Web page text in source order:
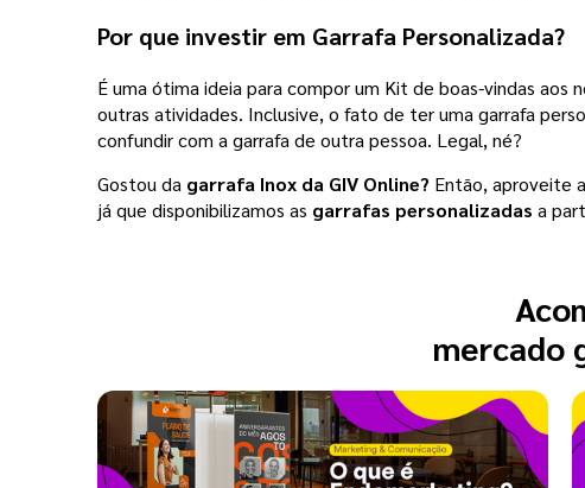
Por que investir em Garrafa Personalizada?
É uma ótima ideia para compor um Kit de boas-vindas aos
outras atividades. Inclusive, o fato de ter uma garrafa
confundir com a garrafa de outra pessoa. Legal, né?
Gostou da garrafa Inox da GIV Online? Então, aproveite
já que disponibilizamos as garrafas personalizadas a
mercado